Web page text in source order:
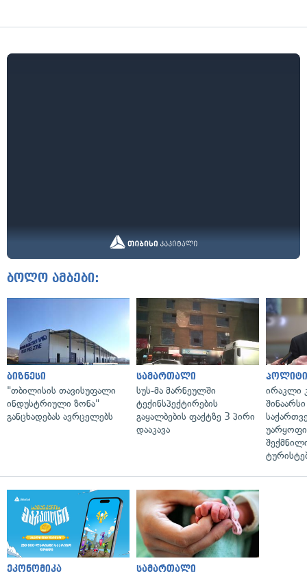
ბოლო ამბები:
ბიზნესი
"თბილისის თავისუფალი
ინდუსტრიული ზონა"
განცხადებას ავრცელებს
სამართალი
სუს-მა მარნეულში
ტექინსპექტირების
გაყალბების ფაქტზე 3 პირი
დააკავა
ირაკლი
ეკონომიკა სამართალი